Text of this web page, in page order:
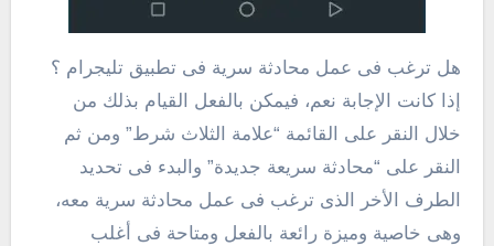
هل ترغب فى عمل محادثة سرية فى تطبيق تليجرام ؟
إذا كانت الإجابة نعم، فيمكن بالفعل القيام بذلك من
خلال النقر على القائمة “علامة الثلاث شرط” ومن ثم
النقر على “محادثة سريعة جديدة” والبدء فى تحديد
الطرف الأخر الذى ترغب فى عمل محادثة سرية معه،
وهى خاصية وميزة رائعة بالفعل ومتاحة فى أغلب